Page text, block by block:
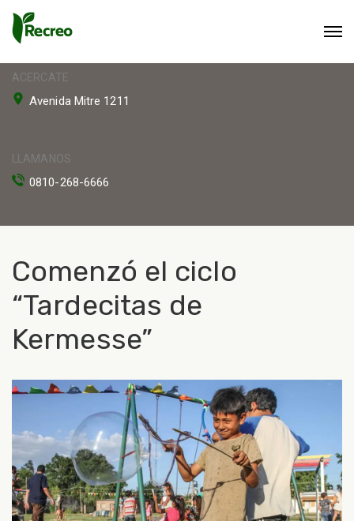
ACERCATE
Avenida Mitre 1211
LLAMANOS
0810-268-6666
Comenzó el ciclo
“Tardecitas de
Kermesse”